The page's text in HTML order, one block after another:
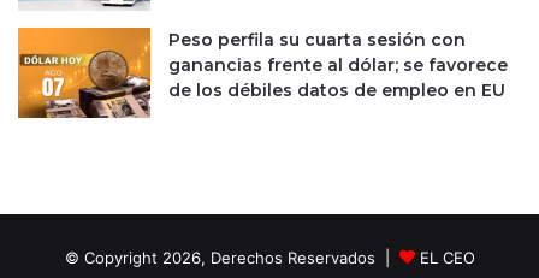
Peso perfila su cuarta sesión con
ganancias frente al dólar; se favorece
de los débiles datos de empleo en EU
© Copyright 2026, Derechos Reservados | EL CEO